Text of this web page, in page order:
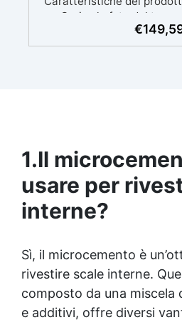
€
1.Il
usare per
interne?
Sì, il microcemento è
rivestire scale interne.
composto da una miscela
e additivi, offre diversi